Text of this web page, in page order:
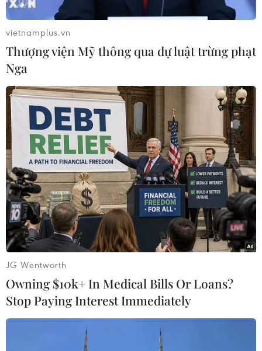
các đảng phái khác để thành lập chính phủ đa
số, tránh cho Đan Mạch tiến hành thêm một
cuộc bầu cử mới.
Ngày 18/11, Chính phủ Đan Mạch đã đạt được
thỏa thuận về ngân sách cho năm 2017, song
đang phải đối mặt với các cuộc đàm phán khó
khăn về cải cách tài chính 10 năm.
Trở ngại chính đối với cải cách này là yêu sách
của Liên minh Tự do đòi cắt giảm 5% thuế thu
nhập. Liên minh này đe dọa sẽ lật đổ chính phủ
nếu yêu cầu của họ không được đáp ứng.
Các nhà phân tích cho rằng việc mời Liên minh
Tự do tham gia liên minh cầm quyền có thể
giúp hạ nhiệt những căng thẳng chính trị hiện
nay./.
(TTXVN/Vietnam+)
vietnamplus.vn
Thượng viện Mỹ thông qua dự luật trừng phạt
Nga
JG Wentworth
Owning $10k+ In Medical Bills Or Loans?
Stop Paying Interest Immediately